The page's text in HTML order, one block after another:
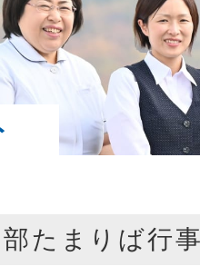
たまりば行